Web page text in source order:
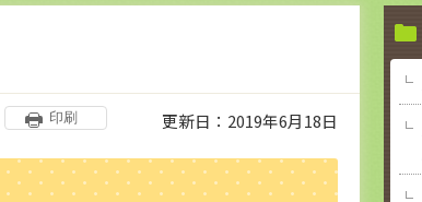
印刷 更新日：2019年6月18日